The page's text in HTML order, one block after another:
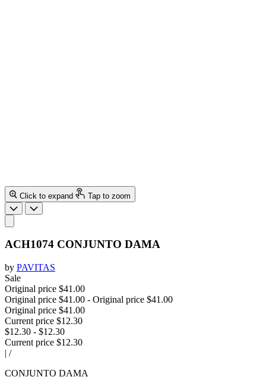
Click to expand Tap to zoom
ACH1074 CONJUNTO DAMA
by PAVITAS
Sale
Original price $41.00
Original price $41.00 - Original price $41.00
Original price $41.00
Current price $12.30
$12.30 - $12.30
Current price $12.30
| /
CONJUNTO DAMA